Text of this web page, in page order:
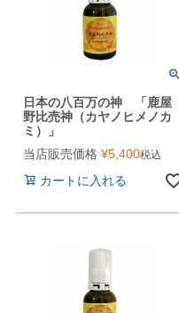
日本の八百万の神 「鹿屋
野比売神（カヤノヒメノカ
ミ）」
当店販売価格 ¥5,400税込
カートに入れる